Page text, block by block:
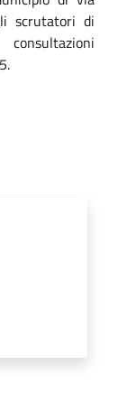
scrutatori di